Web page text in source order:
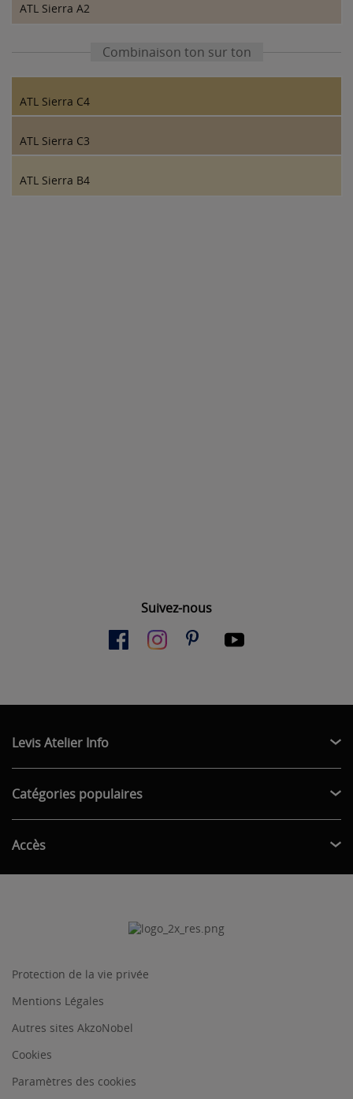
ATL Sierra A2
Combinaison ton sur ton
ATL Sierra C4
ATL Sierra C3
ATL Sierra B4
Suivez-nous
Levis Atelier Info
Catégories populaires
Accès
Protection de la vie privée
Mentions Légales
Autres sites AkzoNobel
Cookies
Paramètres des cookies